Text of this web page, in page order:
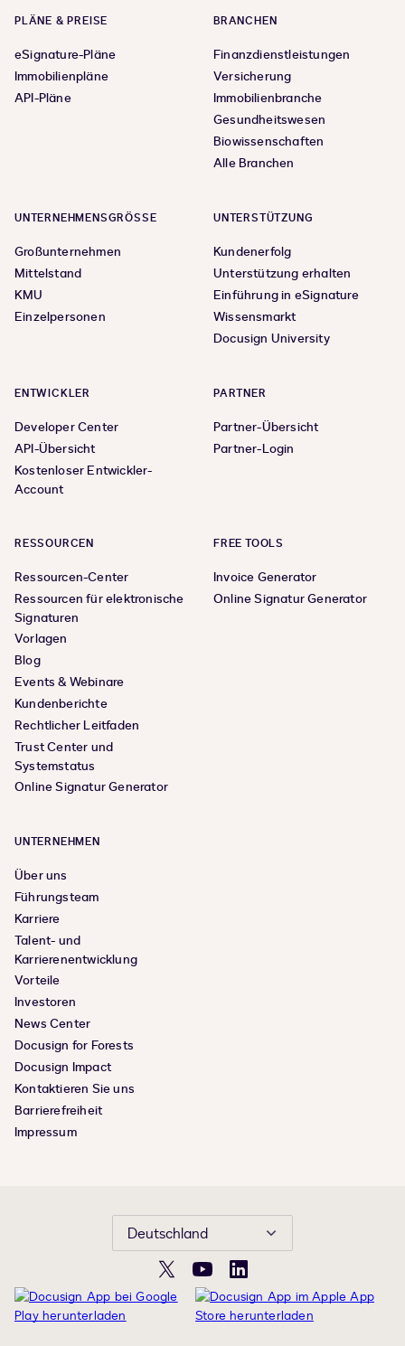
PLÄNE & PREISE
eSignature-Pläne
Immobilienpläne
API-Pläne
BRANCHEN
Finanzdienstleistungen
Versicherung
Immobilienbranche
Gesundheitswesen
Biowissenschaften
Alle Branchen
UNTERNEHMENSGRÖSSE
Großunternehmen
Mittelstand
KMU
Einzelpersonen
UNTERSTÜTZUNG
Kundenerfolg
Unterstützung erhalten
Einführung in eSignature
Wissensmarkt
Docusign University
ENTWICKLER
Developer Center
API-Übersicht
Kostenloser Entwickler-
Account
PARTNER
Partner-Übersicht
Partner-Login
RESSOURCEN
Ressourcen-Center
Ressourcen für elektronische
Signaturen
Vorlagen
Blog
Events & Webinare
Kundenberichte
Rechtlicher Leitfaden
Trust Center und
Systemstatus
Online Signatur Generator
FREE TOOLS
Invoice Generator
Online Signatur Generator
UNTERNEHMEN
Über uns
Führungsteam
Karriere
Talent- und
Karrierenentwicklung
Vorteile
Investoren
News Center
Docusign for Forests
Docusign Impact
Kontaktieren Sie uns
Barrierefreiheit
Impressum
Deutschland
X YouTubeLinkedIn